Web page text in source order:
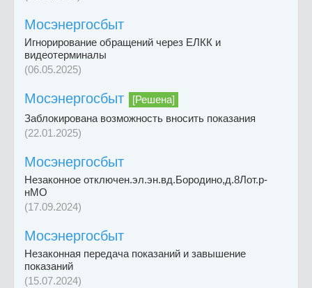
Мосэнергосбыт
Игнорирование обращений через ЕЛКК и
видеотерминалы
(06.05.2025)
Мосэнергосбыт
[Решена]
Заблокирована возможность вносить показания
(22.01.2025)
Мосэнергосбыт
Незаконное отключен.эл.эн.вд.Бородино,д.8Лот.р-
нМО
(17.09.2024)
Мосэнергосбыт
Незаконная передача показаний и завышение
показаний
(15.07.2024)